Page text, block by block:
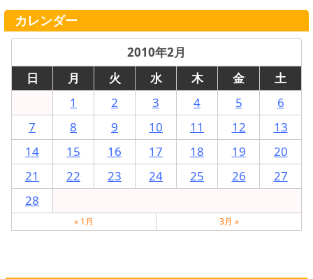
カレンダー
2010年2月
日
月 火 水 木 金
土
1
2 3 4 5
6
7
8 9 10 11 12
13
14
15 16 17 18 19
20
21
22 23 24 25 26
27
28
« 1月 3月 »